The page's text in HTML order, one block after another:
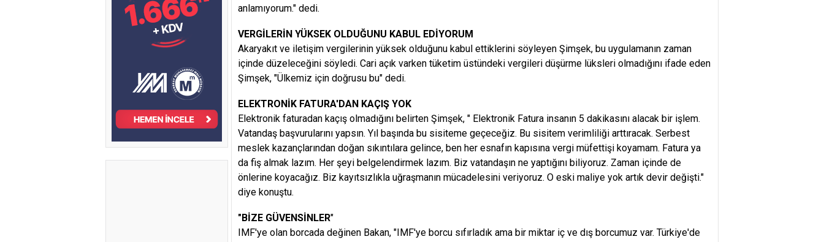
anlamıyorum." dedi.
VERGİLERİN YÜKSEK OLDUĞUNU KABUL EDİYORUM
Akaryakıt ve iletişim vergilerinin yüksek olduğunu kabul ettiklerini söyleyen Şimşek, bu uygulamanın zaman
içinde düzeleceğini söyledi. Cari açık varken tüketim üstündeki vergileri düşürme lüksleri olmadığını ifade eden
Şimşek, "Ülkemiz için doğrusu bu" dedi.
ELEKTRONİK FATURA'DAN KAÇIŞ YOK
Elektronik faturadan kaçış olmadığını belirten Şimşek, " Elektronik Fatura insanın 5 dakikasını alacak bir işlem.
Vatandaş başvurularını yapsın. Yıl başında bu sisiteme geçeceğiz. Bu sisitem verimliliği arttıracak. Serbest
meslek kazançlarından doğan sıkıntılara gelince, ben her esnafın kapısına vergi müfettişi koyamam. Fatura ya
da fiş almak lazım. Her şeyi belgelendirmek lazım. Biz vatandaşın ne yaptığını biliyoruz. Zaman içinde de
önlerine koyacağız. Biz kayıtsızlıkla uğraşmanın mücadelesini veriyoruz. O eski maliye yok artık devir değişti."
diye konuştu.
"BİZE GÜVENSİNLER"
IMF'ye olan borcada değinen Bakan, "IMF'ye borcu sıfırladık ama bir miktar iç ve dış borcumuz var. Türkiye'de